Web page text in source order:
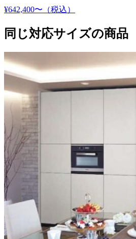
¥642,400〜 （税込）
同じ対応サイズの商品